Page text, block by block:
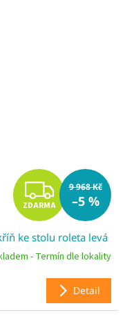
Z
D
A
R
M
ZDARMA
9 968 Kč
–5 %
ke stolu roleta levá
- Termín dle lokality
Detail